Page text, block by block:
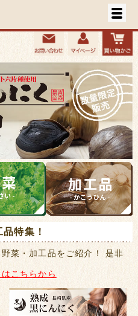
特集！
菜・加工品をご紹介！ 是非
こちらから